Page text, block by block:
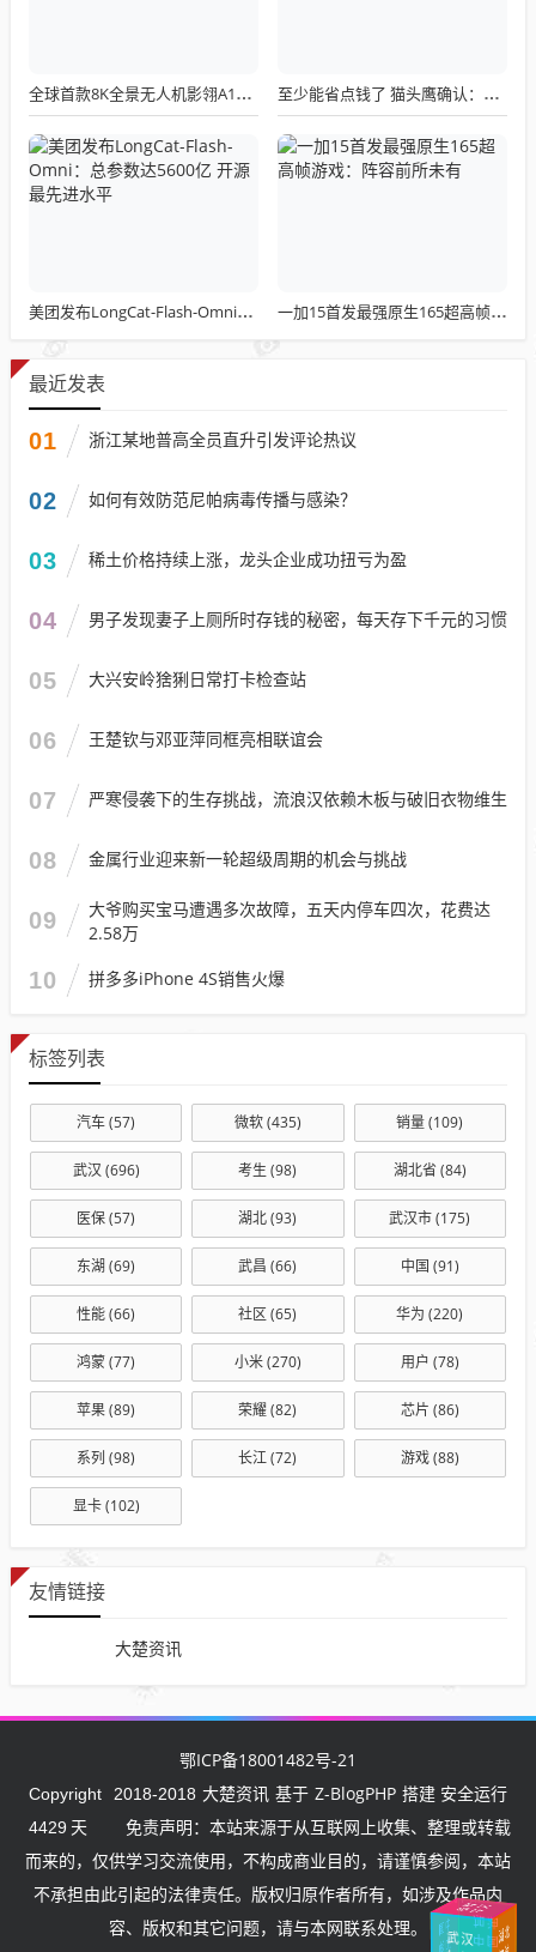
全球首款8K全景无人机影翎A1全球出货量突破三万，上市仅一个月！ 至少能省点钱了 猫头鹰确认：现有LGA 1851散热器全面支持LGA 1954！
美团发布LongCat-Flash-Omni：总参数达5600亿 开源最先进水平 一加15首发最强原生165超高帧游戏：阵容前所未有
最近发表
01 浙江某地普高全员直升引发评论热议
02 如何有效防范尼帕病毒传播与感染？
03 稀土价格持续上涨，龙头企业成功扭亏为盈
04 男子发现妻子上厕所时存钱的秘密，每天存下千元的习惯
05 大兴安岭猞猁日常打卡检查站
06 王楚钦与邓亚萍同框亮相联谊会
07 严寒侵袭下的生存挑战，流浪汉依赖木板与破旧衣物维生
08 金属行业迎来新一轮超级周期的机会与挑战
09
大爷购买宝马遭遇多次故障，五天内停车四次，花费达
2.58万
10 拼多多iPhone 4S销售火爆
标签列表
汽车(57) 微软(435) 销量(109)
武汉 (696) 考生 (98) 湖北省 (84)
医保(57) 湖北(93) 武汉市(175)
东湖 (69) 武昌 (66) 中国 (91)
性能(66) 社区 (65) 华为 (220)
鸿蒙(77) 小米(270) 用户 (78)
苹果(89) 荣耀(82) 芯片 (86)
系列 (98) 长江(72) 游戏(88)
显卡(102)
友情链接
大楚资讯
鄂ICP备18001482号-21
Copyright 2018-2018 大楚资讯 基于 Z-BlogPHP 搭建 安全运行
4429 天
免责声明：本站来源于从互联网上收集、整理或转载
而来的，仅供学习交流使用，不构成商业目的，请谨慎参阅，本站
不承担由此引起的法律责任。版权归原作者所有，如涉及作品内
容、版权和其它问题，请与本网联系处理。
加
油
湖北
中国
加油
武
汉
挺
住